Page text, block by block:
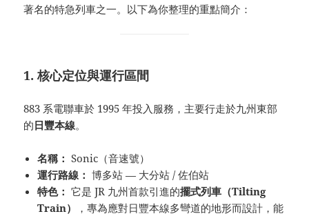
著名的特急列車之一。以下為你整理的重點簡介：
1. 核心定位與運行區間
883 系電聯車於 1995 年投入服務，主要行走於九州東部
的日豐本線。
名稱： Sonic（音速號）
運行路線： 博多站 — 大分站 / 佐伯站
特色： 它是 JR 九州首款引進的擺式列車（Tilting
Train）
，專為應對日豐本線多彎道的地形而設計，能